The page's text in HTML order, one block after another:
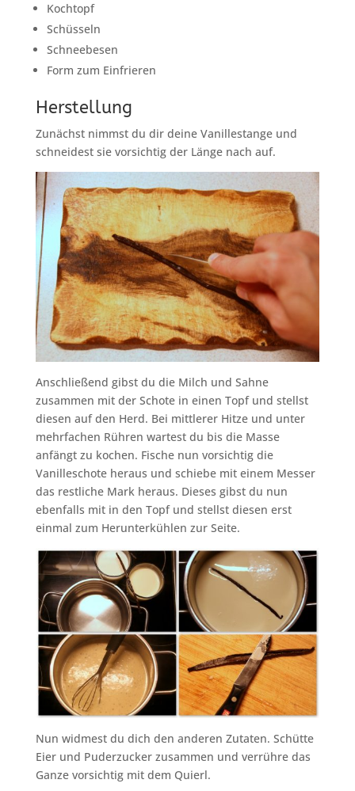
Kochtopf
Schüsseln
Schneebesen
Form zum Einfrieren
Herstellung
Zunächst nimmst du dir deine Vanillestange und
schneidest sie vorsichtig der Länge nach auf.
Anschließend gibst du die Milch und Sahne
zusammen mit der Schote in einen Topf und stellst
diesen auf den Herd. Bei mittlerer Hitze und unter
mehrfachen Rühren wartest du bis die Masse
anfängt zu kochen. Fische nun vorsichtig die
Vanilleschote heraus und schiebe mit einem Messer
das restliche Mark heraus. Dieses gibst du nun
ebenfalls mit in den Topf und stellst diesen erst
einmal zum Herunterkühlen zur Seite.
Nun widmest du dich den anderen Zutaten. Schütte
Eier und Puderzucker zusammen und verrühre das
Ganze vorsichtig mit dem Quierl.